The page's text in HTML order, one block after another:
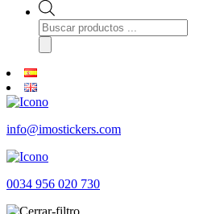
Búsqueda
de
productos
info@imostickers.com
0034 956 020 730